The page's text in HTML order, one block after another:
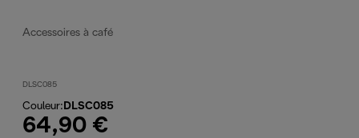
Accessoires à café
DLSC085
Couleur: DLSC085
64,90 €